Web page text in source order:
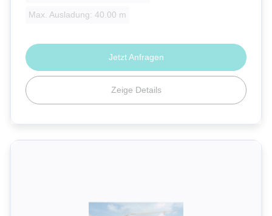
Max. Ausladung: 40.00 m
Zeige Details
Jetzt Anfragen